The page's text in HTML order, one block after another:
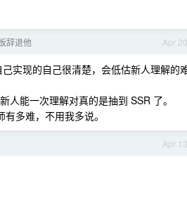
Apr 20
辞退他
实现的自己很清楚，会低估新人理解的
能一次理解对真的是抽到 SSR 了。
多难，不用我多说。
Apr 13